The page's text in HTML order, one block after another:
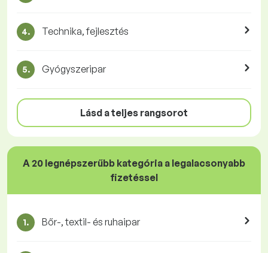
4. Technika, fejlesztés
5. Gyógyszeripar
Lásd a teljes rangsorot
A 20 legnépszerűbb kategória a legalacsonyabb
fizetéssel
1. Bőr-, textil- és ruhaipar